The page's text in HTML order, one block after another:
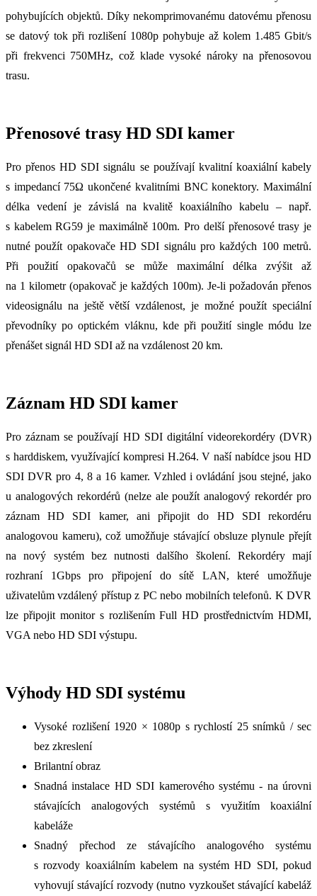
pohybujících objektů. Díky nekomprimovanému datovému přenosu
se datový tok při rozlišení 1080p pohybuje až kolem 1.485 Gbit/s
při frekvenci 750MHz, což klade vysoké nároky na přenosovou
trasu.
Přenosové trasy HD SDI kamer
Pro přenos HD SDI signálu se používají kvalitní koaxiální kabely
s impedancí 75Ω ukončené kvalitními BNC konektory. Maximální
délka vedení je závislá na kvalitě koaxiálního kabelu – např.
s kabelem RG59 je maximálně 100m. Pro delší přenosové trasy je
nutné použít opakovače HD SDI signálu pro každých 100 metrů.
Při použití opakovačů se může maximální délka zvýšit až
na 1 kilometr (opakovač je každých 100m). Je-li požadován přenos
videosignálu na ještě větší vzdálenost, je možné použít speciální
převodníky po optickém vláknu, kde při použití single módu lze
přenášet signál HD SDI až na vzdálenost 20 km.
Záznam HD SDI kamer
Pro záznam se používají HD SDI digitální videorekordéry (DVR)
s harddiskem, využívající kompresi H.264. V naší nabídce jsou HD
SDI DVR pro 4, 8 a 16 kamer. Vzhled i ovládání jsou stejné, jako
u analogových rekordérů (nelze ale použít analogový rekordér pro
záznam HD SDI kamer, ani připojit do HD SDI rekordéru
analogovou kameru), což umožňuje stávající obsluze plynule přejít
na nový systém bez nutnosti dalšího školení. Rekordéry mají
rozhraní 1Gbps pro připojení do sítě LAN, které umožňuje
uživatelům vzdálený přístup z PC nebo mobilních telefonů. K DVR
lze připojit monitor s rozlišením Full HD prostřednictvím HDMI,
VGA nebo HD SDI výstupu.
Výhody HD SDI systému
Vysoké rozlišení 1920 × 1080p s rychlostí 25 snímků / sec
bez zkreslení
Brilantní obraz
Snadná instalace HD SDI kamerového systému - na úrovni
stávajících analogových systémů s využitím koaxiální
kabeláže
Snadný přechod ze stávajícího analogového systému
s rozvody koaxiálním kabelem na systém HD SDI, pokud
vyhovují stávající rozvody (nutno vyzkoušet stávající kabeláž